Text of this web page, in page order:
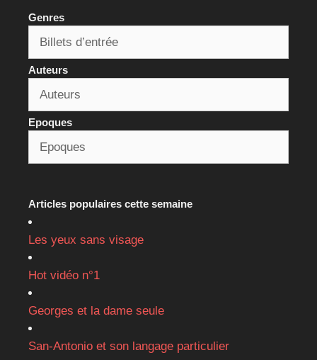
Genres
Auteurs
Epoques
Articles populaires cette semaine
Les yeux sans visage
Hot vidéo n°1
Georges et la dame seule
San-Antonio et son langage particulier